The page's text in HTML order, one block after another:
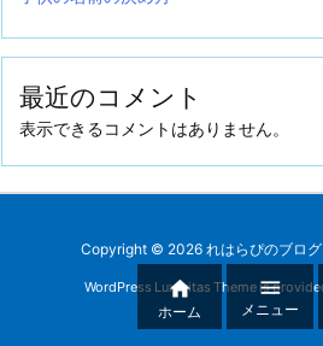
最近のコメント
表示できるコメントはありません。
Copyright © 2026 れはらぴのブログ
WordPress Luxeritas Theme is

ホーム

メニュー